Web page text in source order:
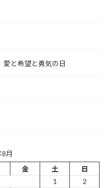
と希望と勇気の日
月
金 土
日
1
2